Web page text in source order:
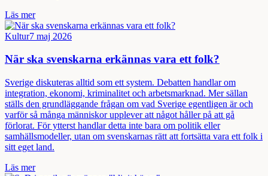
Läs mer
Kultur7 maj 2026
När ska svenskarna erkännas vara ett folk?
Sverige diskuteras alltid som ett system. Debatten handlar om
integration, ekonomi, kriminalitet och arbetsmarknad. Mer sällan
ställs den grundläggande frågan om vad Sverige egentligen är och
varför så många människor upplever att något håller på att gå
förlorat. För ytterst handlar detta inte bara om politik eller
samhällsmodeller, utan om svenskarnas rätt att fortsätta vara ett folk i
sitt eget land.
Läs mer